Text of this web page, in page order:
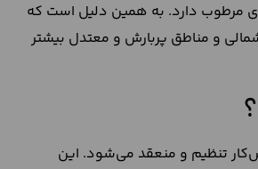
مرطوب دارد. به همین دلیل است که
و مناطق پربارش و معتدل بیشتر
تنظیم و منعقد می‌شود. این